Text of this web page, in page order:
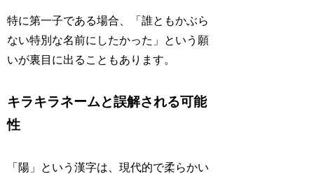
特に第一子である場合、「誰ともかぶら
ない特別な名前にしたかった」という願
いが裏目に出ることもあります。
キラキラネームと誤解される可能
性
「陽」という漢字は、現代的で柔らかい